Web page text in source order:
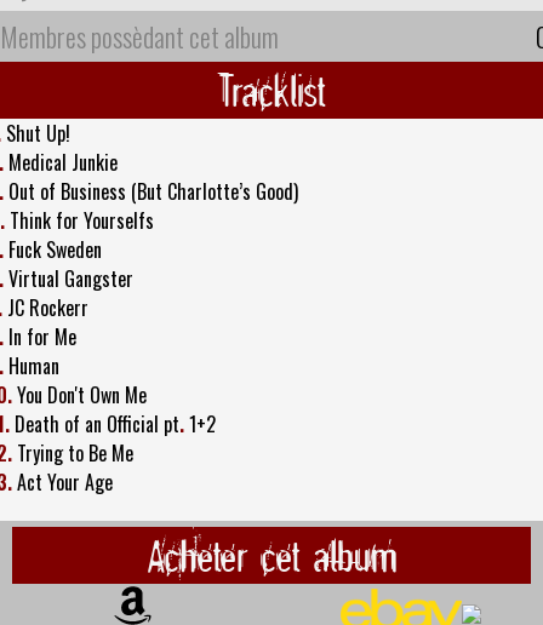
Membres possèdant cet album
Tracklist
Shut Up!
Medical Junkie
Out of Business (But Charlotte’s Good)
Think for Yourselfs
Fuck Sweden
Virtual Gangster
JC Rockerr
In for Me
Human
You Don't Own Me
Death of an Official pt.1+2
Trying to Be Me
Act Your Age
Acheter cet album